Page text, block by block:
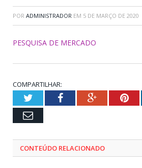
POR ADMINISTRADOR EM 5 DE MARÇO DE 2020
PESQUISA DE MERCADO
COMPARTILHAR:
TwitterFacebookGoogle+
Email
CONTEÚDO RELACIONADO